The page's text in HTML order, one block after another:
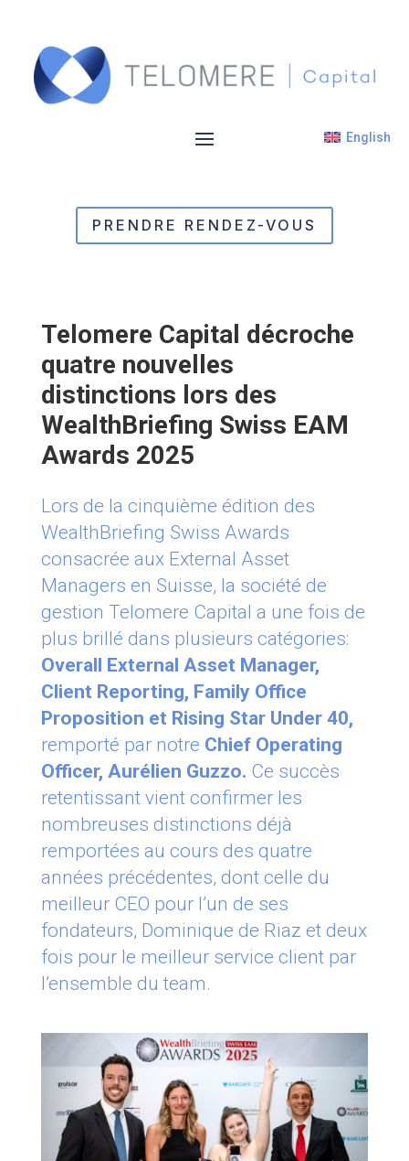
English
PRENDRE RENDEZ-VOUS
Telomere Capital décroche
quatre nouvelles
distinctions lors des
WealthBriefing Swiss EAM
Awards 2025
Lors de la cinquième édition des
WealthBriefing Swiss Awards
consacrée aux External Asset
Managers en Suisse, la société de
gestion Telomere Capital a une fois de
plus brillé dans plusieurs catégories:
Overall External Asset Manager,
Client Reporting, Family Office
Proposition et Rising Star Under 40,
remporté par notre Chief Operating
Officer, Aurélien Guzzo. Ce succès
retentissant vient confirmer les
nombreuses distinctions déjà
remportées au cours des quatre
années précédentes, dont celle du
meilleur CEO pour l’un de ses
fondateurs, Dominique de Riaz et deux
fois pour le meilleur service client par
l’ensemble du team.